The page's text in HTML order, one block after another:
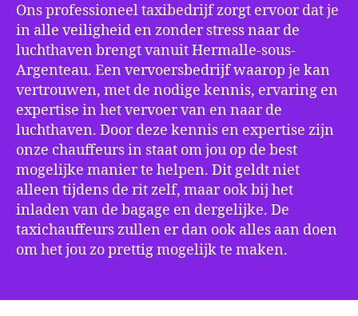
Ons professioneel taxibedrijf zorgt ervoor dat je
in alle veiligheid en zonder stress naar de
luchthaven brengt vanuit Hermalle-sous-
Argenteau. Een vervoersbedrijf waarop je kan
vertrouwen, met de nodige kennis, ervaring en
expertise in het vervoer van en naar de
luchthaven. Door deze kennis en expertise zijn
onze chauffeurs in staat om jou op de best
mogelijke manier te helpen. Dit geldt niet
alleen tijdens de rit zelf, maar ook bij het
inladen van de bagage en dergelijke. De
taxichauffeurs zullen er dan ook alles aan doen
om het jou zo prettig mogelijk te maken.